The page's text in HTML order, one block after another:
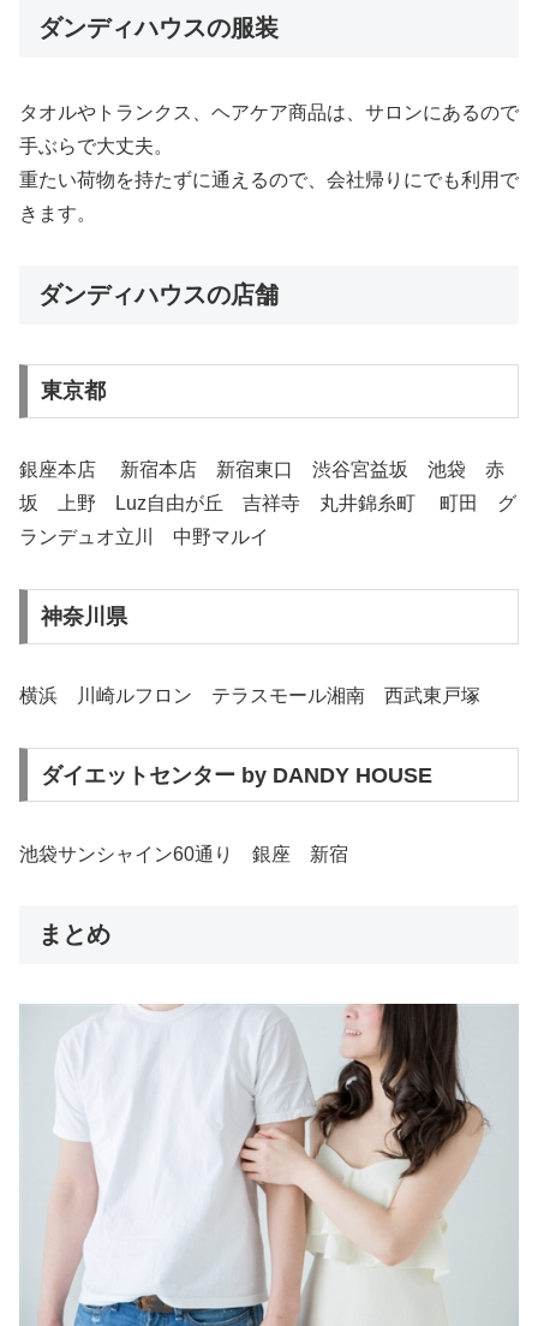
ダンディハウスの服装
タオルやトランクス、ヘアケア商品は、サロンにあるので
手ぶらで大丈夫。
重たい荷物を持たずに通えるので、会社帰りにでも利用で
きます。
ダンディハウスの店舗
東京都
銀座本店 新宿本店 新宿東口 渋谷宮益坂 池袋 赤
坂 上野 Luz自由が丘 吉祥寺 丸井錦糸町 町田 グ
ランデュオ立川 中野マルイ
神奈川県
横浜 川崎ルフロン テラスモール湘南 西武東戸塚
ダイエットセンター by DANDY HOUSE
池袋サンシャイン60通り 銀座 新宿
まとめ